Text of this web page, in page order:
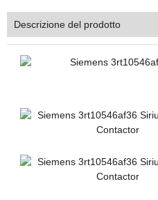
Descrizione del prodotto